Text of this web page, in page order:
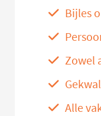
Bijles
Zowel
Alle